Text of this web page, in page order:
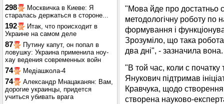
298
Москвичка в Киеве: Я
старалась держаться в стороне...
192
Итак, что происходит в
Украине на самом деле
87
Путину капут, он попал в
ловушку: Украина применила ноу-
хау ведения современных войн
74 Медіашкола-4
74
Александр Мнацаканян: Вам,
дорогие украинцы, придется
учиться убивать врага
"Мова йде про достатньо
методологічну роботу по
формування і
Зрозуміло, що така
два дні", - зазначила вона.
"В той час, коли с початку
Янукович підтримав
Кравчука, щодо створення
створена науково-